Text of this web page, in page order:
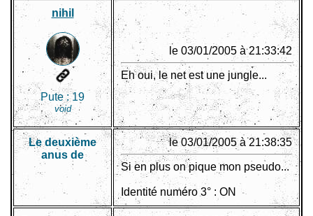
nihil
Pute :19
void
le 03/01/2005 à 21:33:42
Eh oui, le net est une jungle...
Le deuxième
anus de
le 03/01/2005 à 21:38:35
Si en plus on pique mon pseudo...
Identité numéro 3° : ON